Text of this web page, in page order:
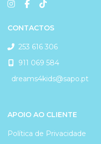
CONTACTOS
253 616 306
911 069 584
dreams4kids@sapo.pt
APOIO AO CLIENTE
Política de Privacidade